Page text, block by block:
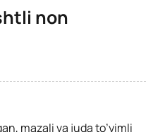
non
mazali va juda to’yimli